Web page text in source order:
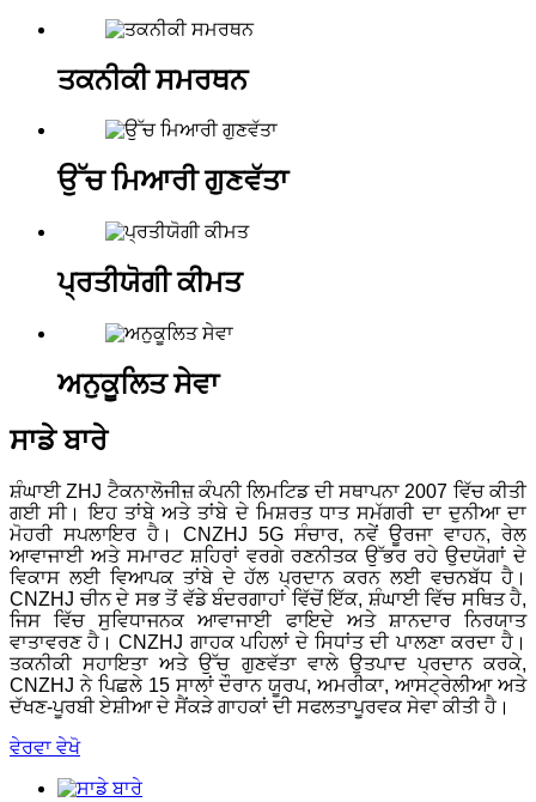
ਤਕਨੀਕੀ ਸਮਰਥਨ
ਉੱਚ ਮਿਆਰੀ ਗੁਣਵੱਤਾ
ਪ੍ਰਤੀਯੋਗੀ ਕੀਮਤ
ਅਨੁਕੂਲਿਤ ਸੇਵਾ
ਸਾਡੇ ਬਾਰੇ
ਸ਼ੰਘਾਈ ZHJ ਟੈਕਨਾਲੋਜੀਜ਼ ਕੰਪਨੀ ਲਿਮਟਿਡ ਦੀ ਸਥਾਪਨਾ 2007 ਵਿੱਚ ਕੀਤੀ
ਗਈ ਸੀ। ਇਹ ਤਾਂਬੇ ਅਤੇ ਤਾਂਬੇ ਦੇ ਮਿਸ਼ਰਤ ਧਾਤ ਸਮੱਗਰੀ ਦਾ ਦੁਨੀਆ ਦਾ
ਮੋਹਰੀ ਸਪਲਾਇਰ ਹੈ। CNZHJ 5G ਸੰਚਾਰ, ਨਵੇਂ ਊਰਜਾ ਵਾਹਨ, ਰੇਲ
ਆਵਾਜਾਈ ਅਤੇ ਸਮਾਰਟ ਸ਼ਹਿਰਾਂ ਵਰਗੇ ਰਣਨੀਤਕ ਉੱਭਰ ਰਹੇ ਉਦਯੋਗਾਂ ਦੇ
ਵਿਕਾਸ ਲਈ ਵਿਆਪਕ ਤਾਂਬੇ ਦੇ ਹੱਲ ਪ੍ਰਦਾਨ ਕਰਨ ਲਈ ਵਚਨਬੱਧ ਹੈ।
CNZHJ ਚੀਨ ਦੇ ਸਭ ਤੋਂ ਵੱਡੇ ਬੰਦਰਗਾਹਾਂ ਵਿੱਚੋਂ ਇੱਕ, ਸ਼ੰਘਾਈ ਵਿੱਚ ਸਥਿਤ ਹੈ,
ਜਿਸ ਵਿੱਚ ਸੁਵਿਧਾਜਨਕ ਆਵਾਜਾਈ ਫਾਇਦੇ ਅਤੇ ਸ਼ਾਨਦਾਰ ਨਿਰਯਾਤ
ਵਾਤਾਵਰਣ ਹੈ। CNZHJ ਗਾਹਕ ਪਹਿਲਾਂ ਦੇ ਸਿਧਾਂਤ ਦੀ ਪਾਲਣਾ ਕਰਦਾ ਹੈ।
ਤਕਨੀਕੀ ਸਹਾਇਤਾ ਅਤੇ ਉੱਚ ਗੁਣਵੱਤਾ ਵਾਲੇ ਉਤਪਾਦ ਪ੍ਰਦਾਨ ਕਰਕੇ,
CNZHJ ਨੇ ਪਿਛਲੇ 15 ਸਾਲਾਂ ਦੌਰਾਨ ਯੂਰਪ, ਅਮਰੀਕਾ, ਆਸਟ੍ਰੇਲੀਆ ਅਤੇ
ਦੱਖਣ-ਪੂਰਬੀ ਏਸ਼ੀਆ ਦੇ ਸੈਂਕੜੇ ਗਾਹਕਾਂ ਦੀ ਸਫਲਤਾਪੂਰਵਕ ਸੇਵਾ ਕੀਤੀ ਹੈ।
ਵੇਰਵਾ ਵੇਖੋ